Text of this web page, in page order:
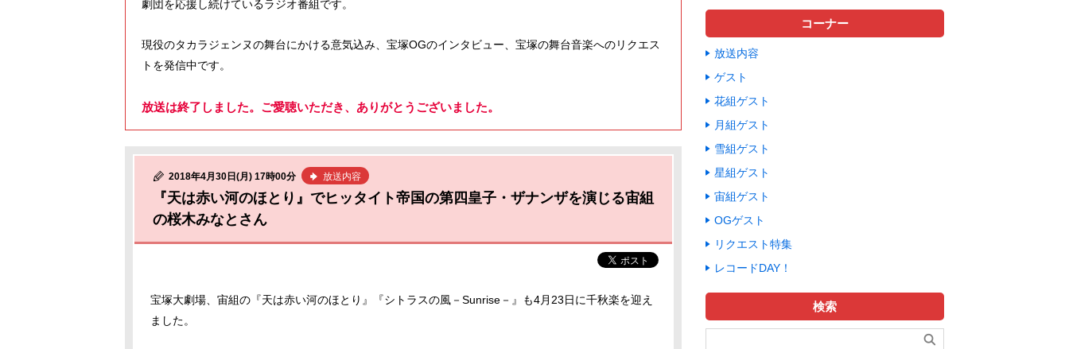
劇団を応援し続けているラジオ番組です。
現役のタカラジェンヌの舞台にかける意気込み、宝塚OGのインタビュー、宝塚の舞台音楽へのリクエス
トを発信中です。
放送は終了しました。ご愛聴いただき、ありがとうございました。
2018年4月30日(月) 17時00分 放送内容
『天は赤い河のほとり』でヒッタイト帝国の第四皇子・ザナンザを演じる宙組
の桜木みなとさん
宝塚大劇場、宙組の『天は赤い河のほとり』『シトラスの風－Sunrise－』も4月23日に千秋楽を迎え
ました。
コーナー
放送内容
ゲスト
花組ゲスト
月組ゲスト
雪組ゲスト
星組ゲスト
宙組ゲスト
OGゲスト
リクエスト特集
レコードDAY！
検索